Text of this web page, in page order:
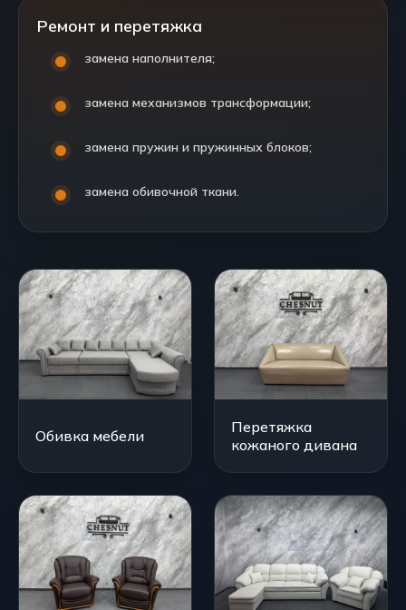
Ремонт и перетяжка
замена наполнителя;
замена механизмов трансформации;
замена пружин и пружинных блоков;
замена обивочной ткани.
Обивка мебели
Перетяжка
кожаного дивана